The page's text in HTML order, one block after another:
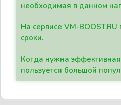
необходимая в данном
На сервисе VM-
сроки.
Когда нужна
пользуется большой